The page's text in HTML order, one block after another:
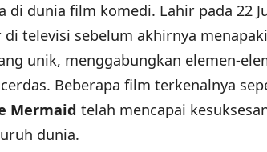
dunia film komedi. Lahir pada 22
televisi sebelum akhirnya
unik, menggabungkan elemen-
Beberapa film terkenalnya
Mermaid telah mencapai
dunia.